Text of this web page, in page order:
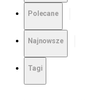
Polecane
Najnowsze
Tagi